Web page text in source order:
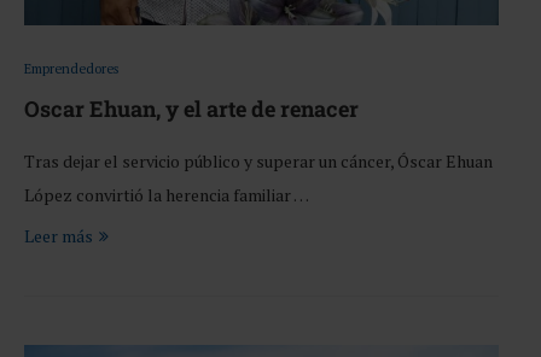
Emprendedores
Oscar Ehuan, y el arte de renacer
Tras dejar el servicio público y superar un cáncer, Óscar Ehuan
López convirtió la herencia familiar …
Leer más